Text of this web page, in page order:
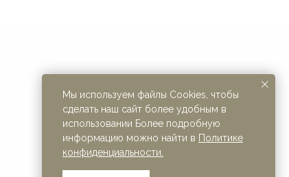
ИНН 344693722560
ИП Бер Кристина Михайловна
Мы используем файлы Cookies, чтобы
сделать наш сайт более удобным в
использовании Более подробную
информацию можно найти в Политике
конфиденциальности.